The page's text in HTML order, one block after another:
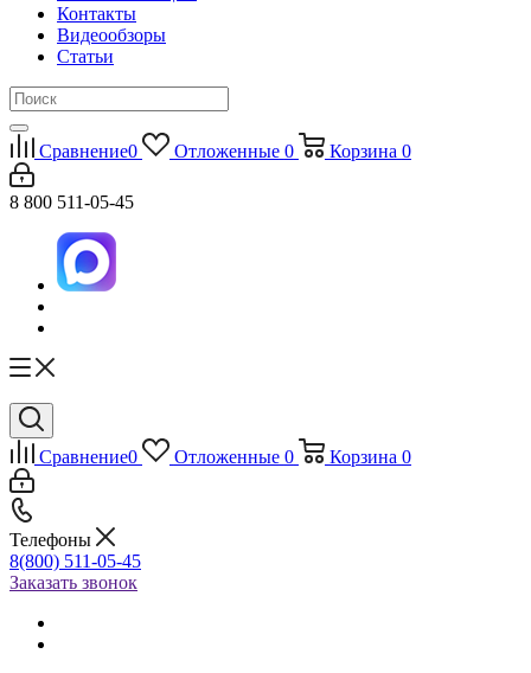
Контакты
Видеообзоры
Статьи
Сравнение0 Отложенные 0 Корзина 0
8 800 511-05-45
Сравнение0 Отложенные 0 Корзина 0
Телефоны
8(800) 511-05-45
Заказать звонок